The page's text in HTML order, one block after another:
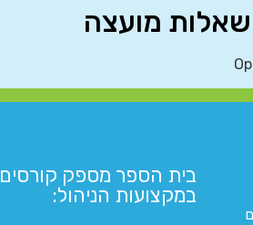
בית הספר מספק קורסים
במקצועות הניהול: